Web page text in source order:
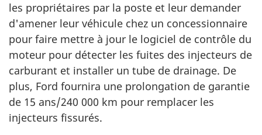
les propriétaires par la poste et leur demander
d'amener leur véhicule chez un concessionnaire
pour faire mettre à jour le logiciel de contrôle du
moteur pour détecter les fuites des injecteurs de
carburant et installer un tube de drainage. De
plus, Ford fournira une prolongation de garantie
de 15 ans/240 000 km pour remplacer les
injecteurs fissurés.